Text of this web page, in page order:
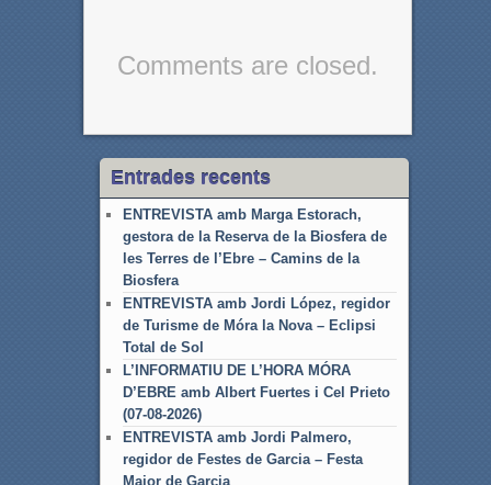
Comments are closed.
Entrades recents
ENTREVISTA amb Marga Estorach,
gestora de la Reserva de la Biosfera de
les Terres de l’Ebre – Camins de la
Biosfera
ENTREVISTA amb Jordi López, regidor
de Turisme de Móra la Nova – Eclipsi
Total de Sol
L’INFORMATIU DE L’HORA MÓRA
D’EBRE amb Albert Fuertes i Cel Prieto
(07-08-2026)
ENTREVISTA amb Jordi Palmero,
regidor de Festes de Garcia – Festa
Major de Garcia